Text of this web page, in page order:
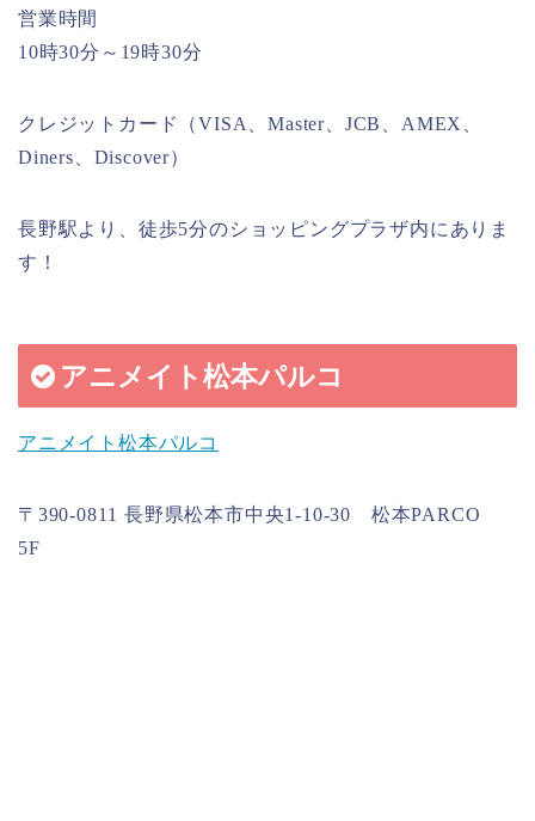
営業時間
10時30分～19時30分
クレジットカード（VISA、Master、JCB、AMEX、
Diners、Discover）
長野駅より、徒歩5分のショッピングプラザ内にありま
す！
アニメイト松本パルコ
アニメイト松本パルコ
〒390-0811 長野県松本市中央1-10-30 松本PARCO
5F